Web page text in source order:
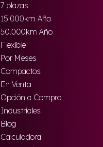
7 plazas
15.000km Año
50.000km Año
Flexible
Por Meses
Compactos
En Venta
Opción a Compra
Industriales
Blog
Calculadora